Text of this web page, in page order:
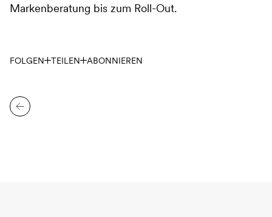
Markenberatung bis zum Roll-Out.
FOLGEN TEILEN ABONNIEREN